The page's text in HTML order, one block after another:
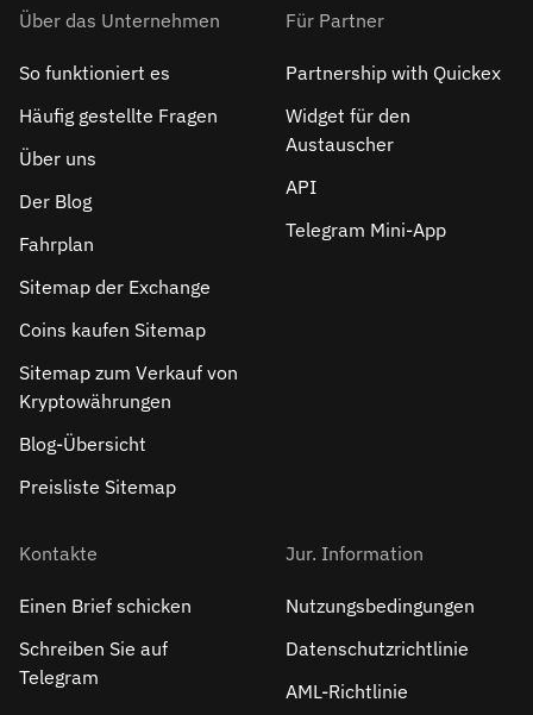
Über das Unternehmen
So funktioniert es
Häufig gestellte Fragen
Über uns
Der Blog
Fahrplan
Sitemap der Exchange
Coins kaufen Sitemap
Sitemap zum Verkauf von
Kryptowährungen
Blog-Übersicht
Preisliste Sitemap
Für Partner
Partnership with Quickex
Widget für den
Austauscher
API
Telegram Mini-App
Kontakte
Einen Brief schicken
Schreiben Sie auf
Telegram
Jur. Information
Nutzungsbedingungen
Datenschutzrichtlinie
AML-Richtlinie